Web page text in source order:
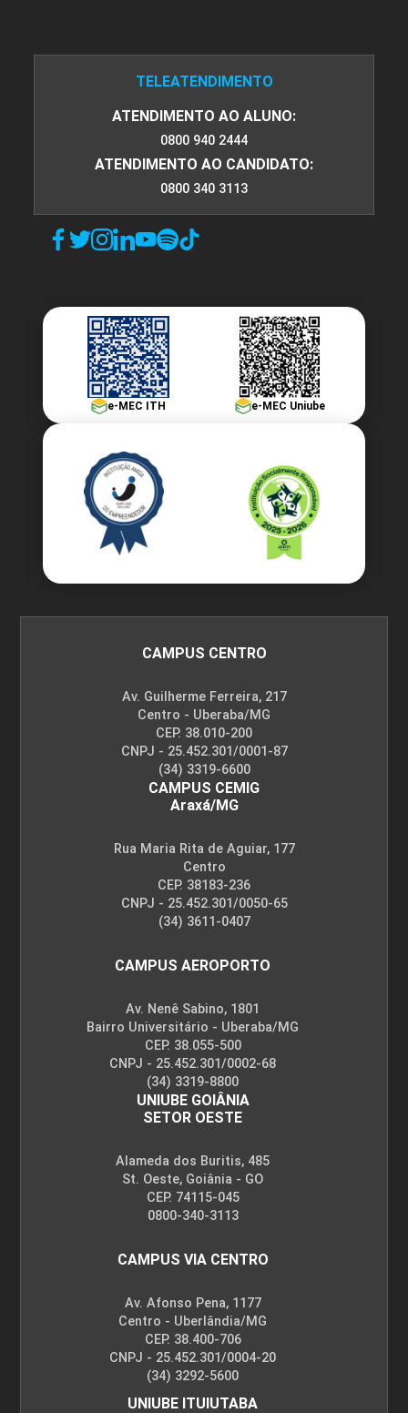
TELEATENDIMENTO
ATENDIMENTO AO ALUNO:
0800 940 2444
ATENDIMENTO AO CANDIDATO:
0800 340 3113
e-MEC ITH e-MEC Uniube
CAMPUS CENTRO
Av. Guilherme Ferreira, 217
Centro - Uberaba/MG
CEP. 38.010-200
CNPJ - 25.452.301/0001-87
(34) 3319-6600
CAMPUS CEMIG
Araxá/MG
Rua Maria Rita de Aguiar, 177
Centro
CEP. 38183-236
CNPJ - 25.452.301/0050-65
(34) 3611-0407
CAMPUS AEROPORTO
Av. Nenê Sabino, 1801
Bairro Universitário - Uberaba/MG
CEP. 38.055-500
CNPJ - 25.452.301/0002-68
(34) 3319-8800
UNIUBE GOIÂNIA
SETOR OESTE
Alameda dos Buritis, 485
St. Oeste, Goiânia - GO
CEP. 74115-045
0800-340-3113
CAMPUS VIA CENTRO
Av. Afonso Pena, 1177
Centro - Uberlândia/MG
CEP. 38.400-706
CNPJ - 25.452.301/0004-20
(34) 3292-5600
UNIUBE ITUIUTABA